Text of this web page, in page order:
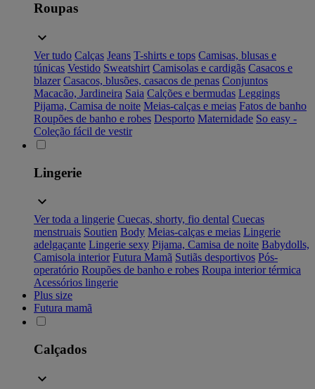
Roupas
Ver tudo Calças Jeans T-shirts e tops Camisas, blusas e
túnicas Vestido Sweatshirt Camisolas e cardigãs Casacos e
blazer Casacos, blusões, casacos de penas Conjuntos
Macacão, Jardineira Saia Calções e bermudas Leggings
Pijama, Camisa de noite Meias-calças e meias Fatos de banho
Roupões de banho e robes Desporto Maternidade So easy -
Coleção fácil de vestir
Lingerie
Ver toda a lingerie Cuecas, shorty, fio dental Cuecas
menstruais Soutien Body Meias-calças e meias Lingerie
adelgaçante Lingerie sexy Pijama, Camisa de noite Babydolls,
Camisola interior Futura Mamã Sutiãs desportivos Pós-
operatório Roupões de banho e robes Roupa interior térmica
Acessórios lingerie
Plus size
Futura mamã
Calçados